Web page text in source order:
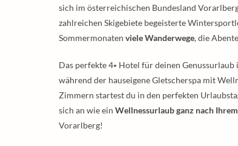
sich im österreichischen Bundesland
zahlreichen Skigebiete begeisterte
Sommermonaten viele Wanderwege, die
Das perfekte 4⭑ Hotel für deinen
während der hauseigene Gletscherspa mit
Zimmern startest du in den perfekten
sich an wie ein Wellnessurlaub ganz nach
Vorarlberg!